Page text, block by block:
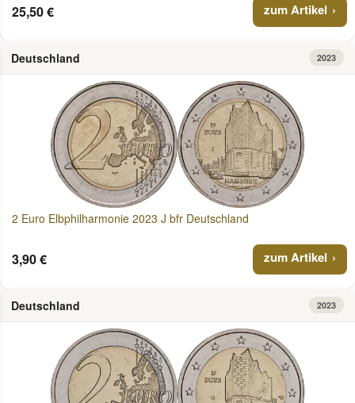
25,50 € zum Artikel
Deutschland 2023
2 Euro Elbphilharmonie 2023 J bfr Deutschland
3,90 € zum Artikel
Deutschland 2023